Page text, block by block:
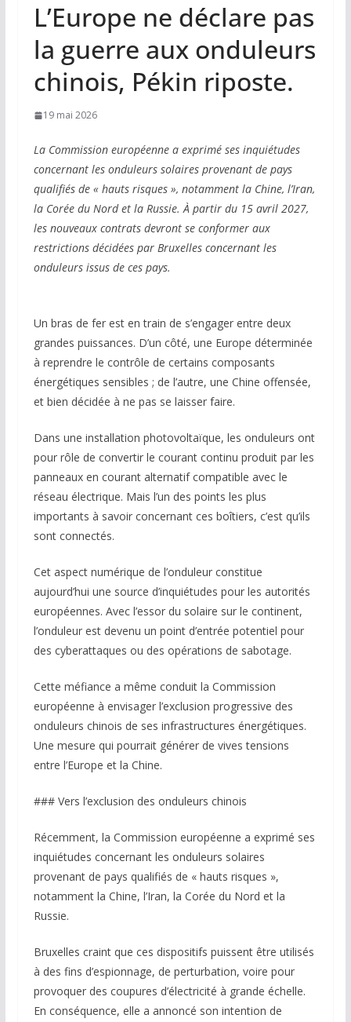
L’Europe ne déclare pas
la guerre aux onduleurs
chinois, Pékin riposte.
19 mai 2026
La Commission européenne a exprimé ses inquiétudes
concernant les onduleurs solaires provenant de pays
qualifiés de « hauts risques », notamment la Chine, l’Iran,
la Corée du Nord et la Russie. À partir du 15 avril 2027,
les nouveaux contrats devront se conformer aux
restrictions décidées par Bruxelles concernant les
onduleurs issus de ces pays.
Un bras de fer est en train de s’engager entre deux
grandes puissances. D’un côté, une Europe déterminée
à reprendre le contrôle de certains composants
énergétiques sensibles ; de l’autre, une Chine offensée,
et bien décidée à ne pas se laisser faire.
Dans une installation photovoltaïque, les onduleurs ont
pour rôle de convertir le courant continu produit par les
panneaux en courant alternatif compatible avec le
réseau électrique. Mais l’un des points les plus
importants à savoir concernant ces boîtiers, c’est qu’ils
sont connectés.
Cet aspect numérique de l’onduleur constitue
aujourd’hui une source d’inquiétudes pour les autorités
européennes. Avec l’essor du solaire sur le continent,
l’onduleur est devenu un point d’entrée potentiel pour
des cyberattaques ou des opérations de sabotage.
Cette méfiance a même conduit la Commission
européenne à envisager l’exclusion progressive des
onduleurs chinois de ses infrastructures énergétiques.
Une mesure qui pourrait générer de vives tensions
entre l’Europe et la Chine.
### Vers l’exclusion des onduleurs chinois
Récemment, la Commission européenne a exprimé ses
inquiétudes concernant les onduleurs solaires
provenant de pays qualifiés de « hauts risques »,
notamment la Chine, l’Iran, la Corée du Nord et la
Russie.
Bruxelles craint que ces dispositifs puissent être utilisés
à des fins d’espionnage, de perturbation, voire pour
provoquer des coupures d’électricité à grande échelle.
En conséquence, elle a annoncé son intention de